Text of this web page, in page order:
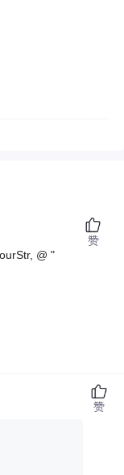
@ "
赞
赞